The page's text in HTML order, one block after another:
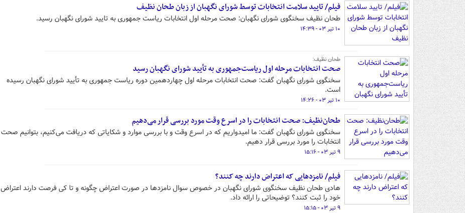
فیلم/ تایید سلامت انتخابات توسط شورای نگهبان از زبان طحان نظیف
طحان نظیف سخنگوی شورای نگهبان: صحت مرحله اول انتخابات ریاست جمهوری به تایید شورای نگهبان رسید.
۱۰ تیر ۰۳ - ۱۴:۳۹
طحان نظیف:
صحت انتخابات مرحله اول ریاست‌جمهوری به تأیید شورای نگهبان رسید
سخنگوی شورای نگهبان گفت: صحت انتخابات مرحله اول چهاردهمین دوره ریاست جمهوری به تأیید شورای نگهبان رسیده
است.
۱۰ تیر ۰۳ - ۱۴:۲۶
طحان‌نظیف: صحت انتخابات را در اسرع وقت مورد بررسی قرار می‌دهیم
سخنگوی شورای نگهبان گفت: ما امیدواریم که در اسرع وقت و با بررسی موارد و شکایاتی که دریافت می‌کنیم، بتوانیم صحت
انتخابات را مورد بررسی قرار دهیم.
۹ تیر ۰۳ - ۱۵:۱۶
فیلم/ نامزدهایی که اعتراض دارند چه کنند؟
هادی طحان نظیف سخنگوی شورای نگهبان در خصوص سوال نامزدها در صورت اعتراض چگونه و تا کی فرصت دارند اعتراض
خود را ثبت کنند؟ توضیحاتی را ارائه داد.
۹ تیر ۰۳ - ۱۵:۱۵